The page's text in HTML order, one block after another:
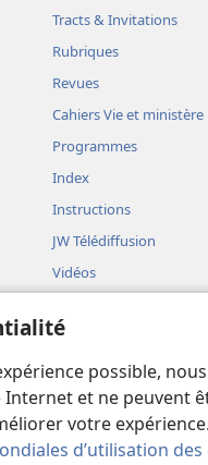
possible,
et ne peuvent
votre
d’utilisation
Tracts & Invitations
Rubriques
Revues
Cahiers Vie et ministère
Programmes
Index
Instructions
JW Télédiffusion
Vidéos
Représentations
Lectures bibliques